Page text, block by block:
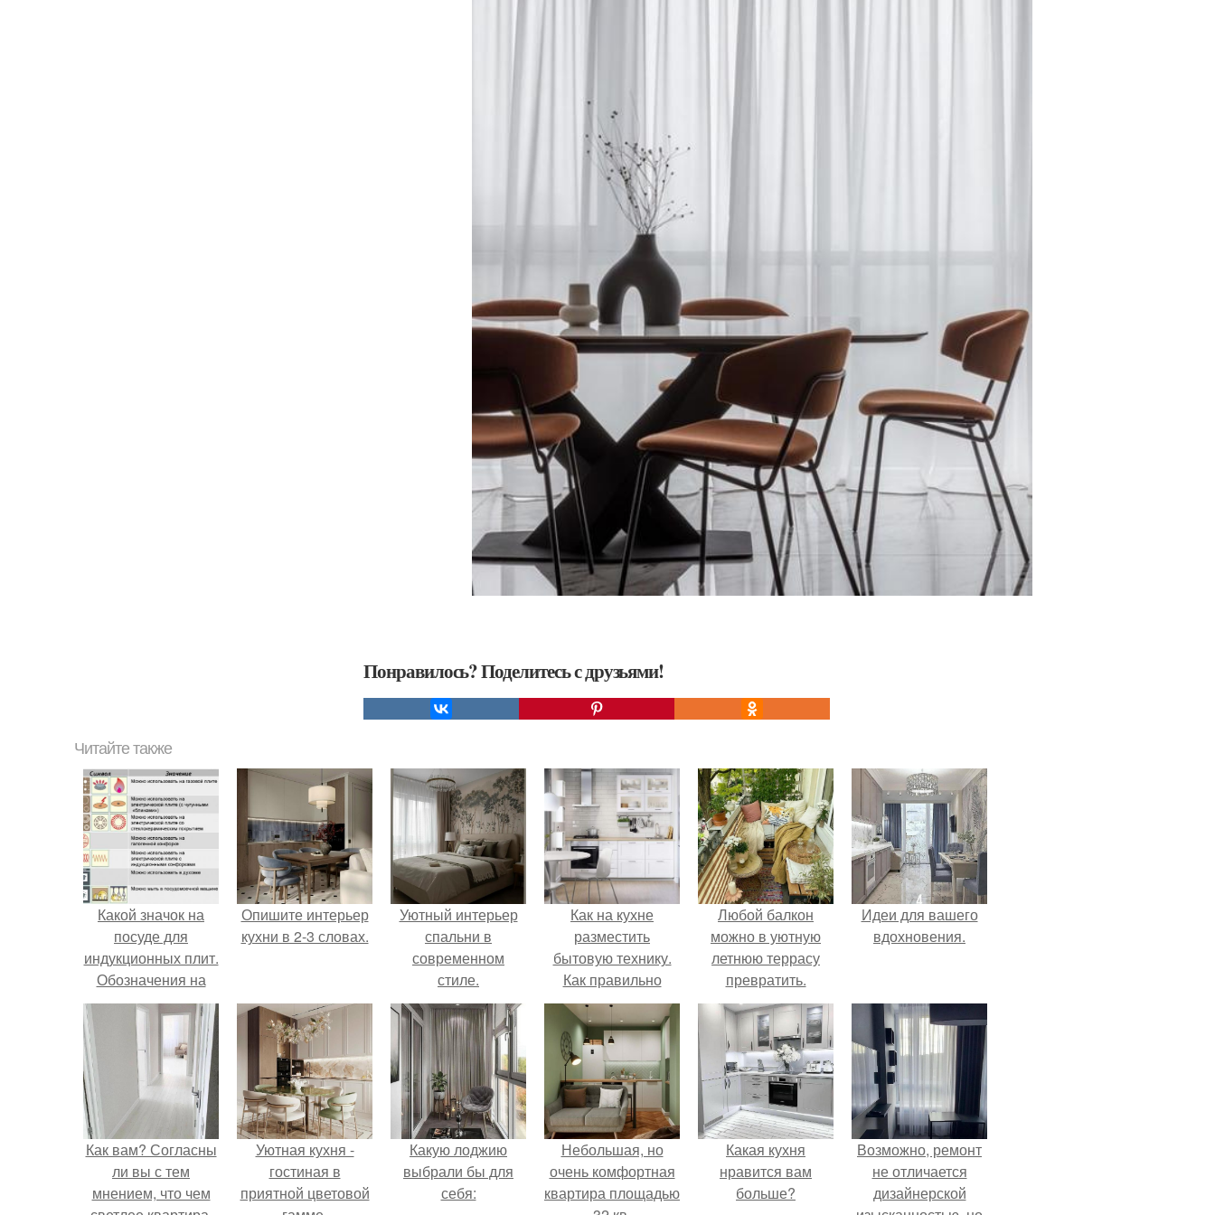
Понравилось? Поделитесь с друзьями!
Читайте также
Какой значок на
посуде для
индукционных плит.
Обозначения на
посуде и их
расшифровка
Опишите интерьер
кухни в 2-3 словах.
Уютный интерьер
спальни в
современном
стиле.
Как на кухне
разместить
бытовую технику.
Как правильно
разместить технику
на кухне: 6 лучших
вариантов
Любой балкон
можно в уютную
летнюю террасу
превратить.
Идеи для вашего
вдохновения.
Как вам? Согласны
ли вы с тем
мнением, что чем
Уютная кухня -
гостиная в
приятной цветовой
Какую лоджию
выбрали бы для
себя:
Небольшая, но
очень комфортная
квартира площадью
Какая кухня
нравится вам
больше?
Возможно, ремонт
не отличается
дизайнерской